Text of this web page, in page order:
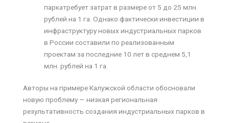
паркатребует затрат в размере от 5 до 25 млн.
рублей на 1 га. Однако фактически инвестиции в
инфраструктуру новых индустриальных парков
в России составили по реализованным
проектам за последние 10 лет в среднем 5,1
млн. рублей на 1 га.
Авторы на примере Калужской области обосновали
новую проблему — низкая региональная
результативность создания индустриальных парков в